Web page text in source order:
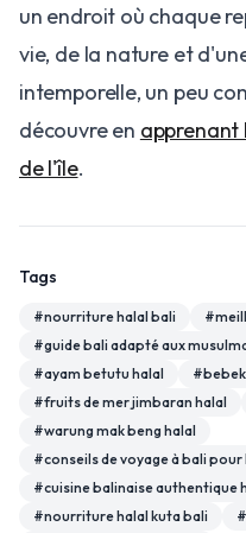
un endroit où chaque
vie, de la nature et
intemporelle, un peu
découvre en apprenant
de l'île.
Tags
#nourriture halal bali #
#guide bali adapté aux
#ayam betutu halal #
#fruits de mer jimbaran halal
#warung mak beng halal
#conseils de voyage à bali
#cuisine balinaise authentique
#nourriture halal kuta bali #